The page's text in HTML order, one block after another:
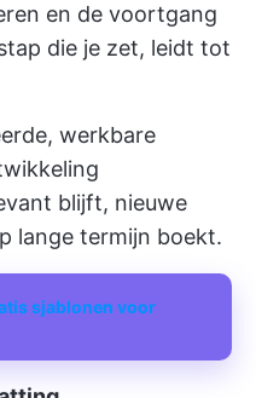
en de voortgang
die je zet, leidt tot
werkbare
blijft, nieuwe
lange termijn boekt.
sjablonen voor